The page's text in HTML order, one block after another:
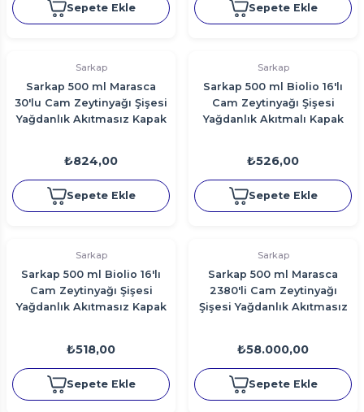
Sepete Ekle Sepete Ekle
Sarkap
Sarkap 500 ml Marasca
30'lu Cam Zeytinyağı Şişesi
Yağdanlık Akıtmasız Kapak
₺824,00
Sepete Ekle
Sarkap
Sarkap 500 ml Biolio 16'lı
Cam Zeytinyağı Şişesi
Yağdanlık Akıtmalı Kapak
₺526,00
Sepete Ekle
Sarkap
Sarkap 500 ml Biolio 16'lı
Cam Zeytinyağı Şişesi
Yağdanlık Akıtmasız Kapak
₺518,00
Sepete Ekle
Sarkap
Sarkap 500 ml Marasca
2380'li Cam Zeytinyağı
Şişesi Yağdanlık Akıtmasız
₺58.000,00
Sepete Ekle